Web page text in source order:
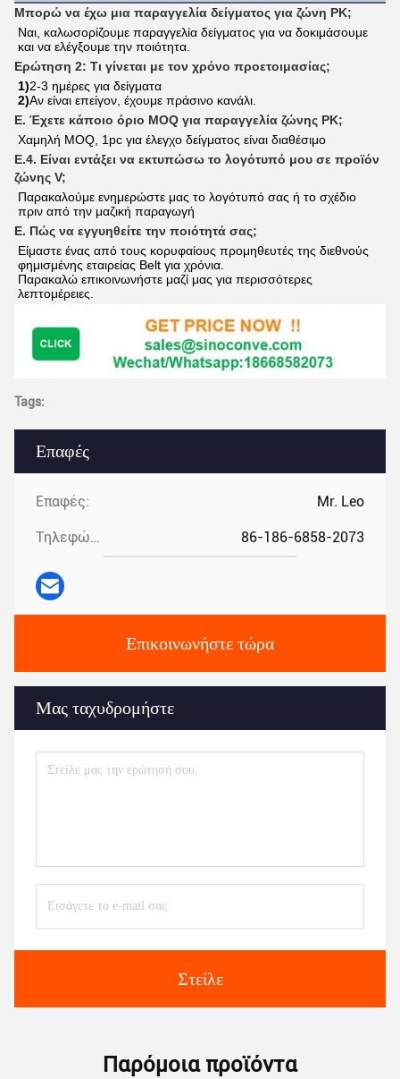
Επαφές
Επαφές: Mr. Leo
Τηλεφώνημα: 86-186-6858-2073
Επικοινωνήστε τώρα
Μας ταχυδρομήστε
Στείλε
Μπορώ να έχω μια παραγγελία δείγματος για ζώνη PK;
Ναι, καλωσορίζουμε παραγγελία δείγματος για να δοκιμάσουμε
και να ελέγξουμε την ποιότητα.
Ερώτηση 2: Τι γίνεται με τον χρόνο προετοιμασίας;
1)2-3 ημέρες για δείγματα
2)Αν είναι επείγον, έχουμε πράσινο κανάλι.
Ε. Έχετε κάποιο όριο MOQ για παραγγελία ζώνης PK;
Χαμηλή MOQ, 1pc για έλεγχο δείγματος είναι διαθέσιμο
Ε.4. Είναι εντάξει να εκτυπώσω το λογότυπό μου σε προϊόν
ζώνης V;
Παρακαλούμε ενημερώστε μας το λογότυπό σας ή το σχέδιο
πριν από την μαζική παραγωγή
Ε. Πώς να εγγυηθείτε την ποιότητά σας;
Είμαστε ένας από τους κορυφαίους προμηθευτές της διεθνούς
φημισμένης εταιρείας Belt για χρόνια.
Παρακαλώ επικοινωνήστε μαζί μας για περισσότερες
λεπτομέρειες.
Tags:
Παρόμοια προϊόντα